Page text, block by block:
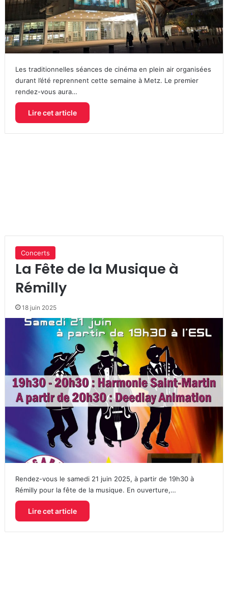
Les traditionnelles séances de cinéma en plein air organisées
durant l’été reprennent cette semaine à Metz. Le premier
rendez-vous aura…
Lire cet article
Concerts
La Fête de la Musique à
Rémilly
18 juin 2025
Rendez-vous le samedi 21 juin 2025, à partir de 19h30 à
Rémilly pour la fête de la musique. En ouverture,…
Lire cet article